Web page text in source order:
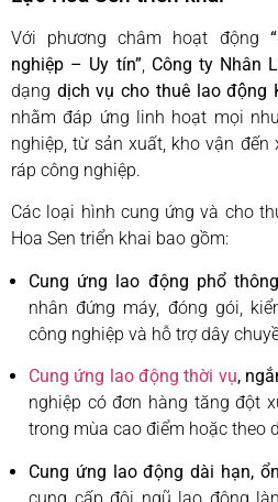
Với phương châm hoạt động
nghiệp – Uy tín”, Công ty Nhân
dạng dịch vụ cho thuê lao động
nhằm đáp ứng linh hoạt mọi
nghiệp, từ sản xuất, kho vận
ráp công nghiệp.
Các loại hình cung ứng và cho
Hoa Sen triển khai bao gồm:
Cung ứng lao động phổ thông
nhân đứng máy, đóng gói,
công nghiệp và hỗ trợ dây
Cung ứng lao động thời vụ,
nghiệp có đơn hàng tăng đột
trong mùa cao điểm hoặc theo
Cung ứng lao động dài hạn,
cung cấp đội ngũ lao động